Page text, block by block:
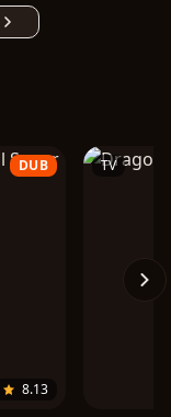
DUB
8.13
TV